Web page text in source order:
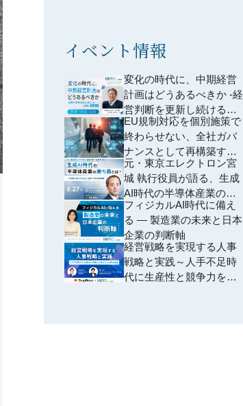
イベント情報
変化の時代に、中期経営
計画はどうあるべきか -経
営判断を更新し続ける企
業の共通点-
EU規制対応を個別施策で
終わらせない、全社ガバ
ナンスとして再構築する
方法 ―個別対応から脱却
し、規制横断で共通領域
を再編するための全社設
計―
元・東京エレクトロン宮
城 執行役員が語る、生成
AI時代の半導体産業の勝
ち筋とは？ ~AI特需に踊
らされない、投資・SCM
の判断軸~
フィジカルAI時代に備え
る ― 製造業の未来と日本
企業の判断軸
経営戦略を実現する人事
戦略と実践～人手不足時
代に生産性と競争力を高